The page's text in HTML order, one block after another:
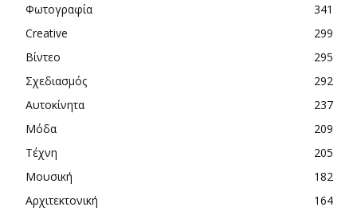
Φωτογραφία
341
Creative
299
Βίντεο
295
Σχεδιασμός
292
Αυτοκίνητα
237
Μόδα
209
Τέχνη
205
Μουσική
182
Αρχιτεκτονική
164